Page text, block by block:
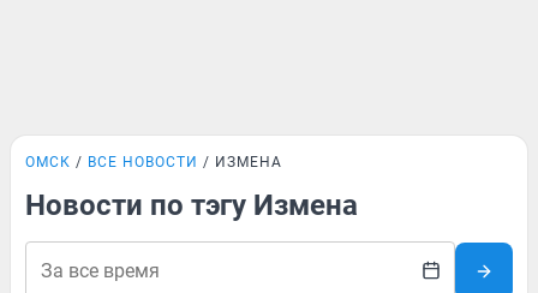
ОМСК ВСЕ НОВОСТИ ИЗМЕНА
Новости по тэгу Измена